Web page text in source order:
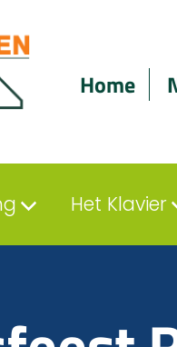
Home
Het Klavier